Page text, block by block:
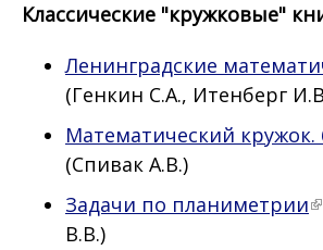
Классические "кружковые"
Ленинградские
(Генкин С.А., Итенберг
Математический кружок.
(Спивак А.В.)
Задачи по планиметрии
В.В.)